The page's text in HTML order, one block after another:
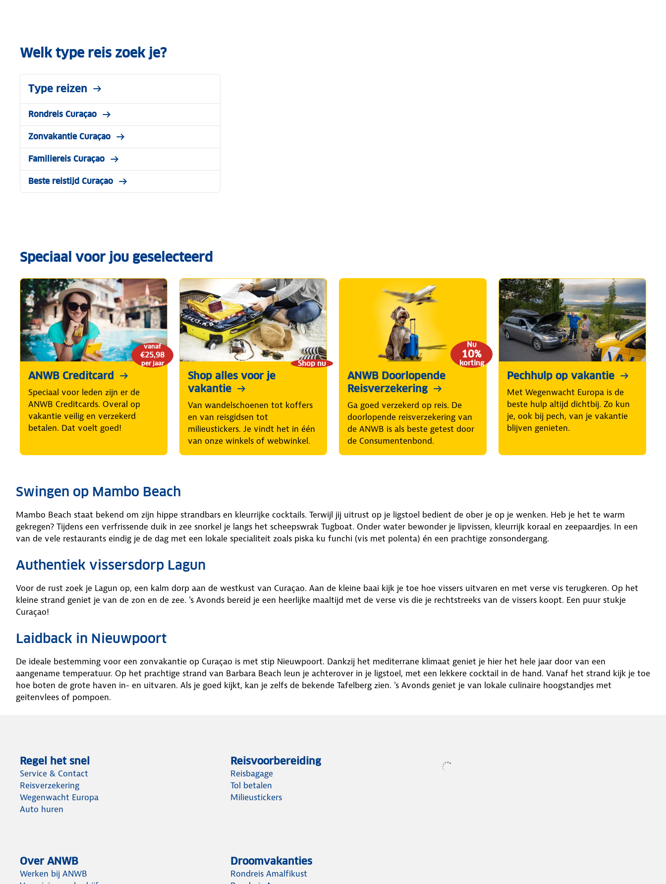
Welk type reis zoek je?
Type reizen
Rondreis Curaçao
Zonvakantie Curaçao
Familiereis Curaçao
Beste reistijd Curaçao
Speciaal voor jou geselecteerd
vanaf
€25,98
per jaar
ANWB Creditcard
Speciaal voor leden zijn er de
ANWB Creditcards. Overal op
vakantie veilig en verzekerd
betalen. Dat voelt goed!
Shop nu
Shop alles voor je
vakantie
Van wandelschoenen tot koffers
en van reisgidsen tot
milieustickers. Je vindt het in één
van onze winkels of webwinkel.
Nu
10%
korting
ANWB Doorlopende
Reisverzekering
Ga goed verzekerd op reis. De
doorlopende reisverzekering van
de ANWB is als beste getest door
de Consumentenbond.
Pechhulp op vakantie
Met Wegenwacht Europa is de
beste hulp altijd dichtbij. Zo kun
je, ook bij pech, van je vakantie
blijven genieten.
Swingen op Mambo Beach
Mambo Beach staat bekend om zijn hippe strandbars en kleurrijke cocktails. Terwijl jij uitrust op je ligstoel bedient de ober je op je wenken. Heb je het te warm
gekregen? Tijdens een verfrissende duik in zee snorkel je langs het scheepswrak Tugboat. Onder water bewonder je lipvissen, kleurrijk koraal en zeepaardjes. In een
van de vele restaurants eindig je de dag met een lokale specialiteit zoals piska ku funchi (vis met polenta) én een prachtige zonsondergang.
Authentiek vissersdorp Lagun
Voor de rust zoek je Lagun op, een kalm dorp aan de westkust van Curaçao. Aan de kleine baai kijk je toe hoe vissers uitvaren en met verse vis terugkeren. Op het
kleine strand geniet je van de zon en de zee. 's Avonds bereid je een heerlijke maaltijd met de verse vis die je rechtstreeks van de vissers koopt. Een puur stukje
Curaçao!
Laidback in Nieuwpoort
De ideale bestemming voor een zonvakantie op Curaçao is met stip Nieuwpoort. Dankzij het mediterrane klimaat geniet je hier het hele jaar door van een
aangename temperatuur. Op het prachtige strand van Barbara Beach leun je achterover in je ligstoel, met een lekkere cocktail in de hand. Vanaf het strand kijk je toe
hoe boten de grote haven in- en uitvaren. Als je goed kijkt, kan je zelfs de bekende Tafelberg zien. 's Avonds geniet je van lokale culinaire hoogstandjes met
geitenvlees of pompoen.
Regel het snel
Service & Contact
Reisverzekering
Wegenwacht Europa
Auto huren
Reisvoorbereiding
Reisbagage
Tol betalen
Milieustickers
Over ANWB
Werken bij ANWB
Droomvakanties
Rondreis Amalfikust